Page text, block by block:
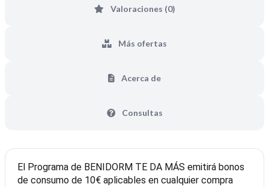
Valoraciones (0)
Más ofertas
Acerca de
Consultas
El Programa de BENIDORM TE DA MÁS emitirá bonos
de consumo de 10€ aplicables en cualquier compra